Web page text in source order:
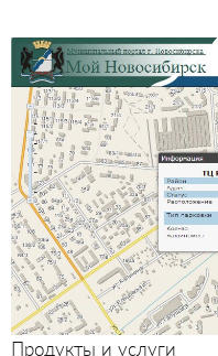
Продукты и услуги